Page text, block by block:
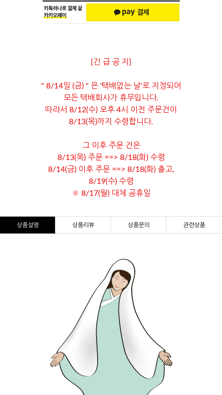
[긴 급 공 지]
" 8/14일 (금) " 은 '택배없는 날'로 지정되어
모든 택배회사가 휴무입니다.
따라서 8/12(수) 오후 4시 이전 주문건이
8/13(목)까지 수령합니다.
그 이후 주문 건은
8/13(목) 주문 ==> 8/18(화) 수령
8/14(금) 이후 주문 ==> 8/18(화) 출고,
8/19(수) 수령
※ 8/17(월) 대체 공휴일
상품설명 상품리뷰 상품문의 관련상품